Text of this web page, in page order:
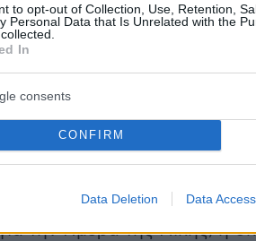
to opt-out of Collection, Use, Retention,
Personal Data that Is Unrelated with the
In
consents
CONFIRM
Data Deletion Data Access
η όποια αναταραχή στις
εν όψει της ετήσιας
την Ημέρα της Νίκης, η